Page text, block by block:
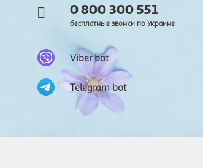
0 800 300 551
бесплатные звонки по Украине
Viber bot
Telegram bot